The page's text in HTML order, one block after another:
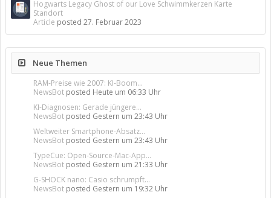
Hogwarts Legacy Ghost of our Love Schwimmkerzen Karte
Standort
Article posted 27. Februar 2023
Neue Themen
RAM-Preise wie 2007: KI-Boom...
NewsBot posted Heute um 06:33 Uhr
KI-Diagnosen: Gerade jüngere...
NewsBot posted Gestern um 23:43 Uhr
Weltweiter Smartphone-Absatz...
NewsBot posted Gestern um 23:43 Uhr
TypeCue: Open-Source-Mac-App...
NewsBot posted Gestern um 21:33 Uhr
G-SHOCK nano: Casio schrumpft...
NewsBot posted Gestern um 19:32 Uhr